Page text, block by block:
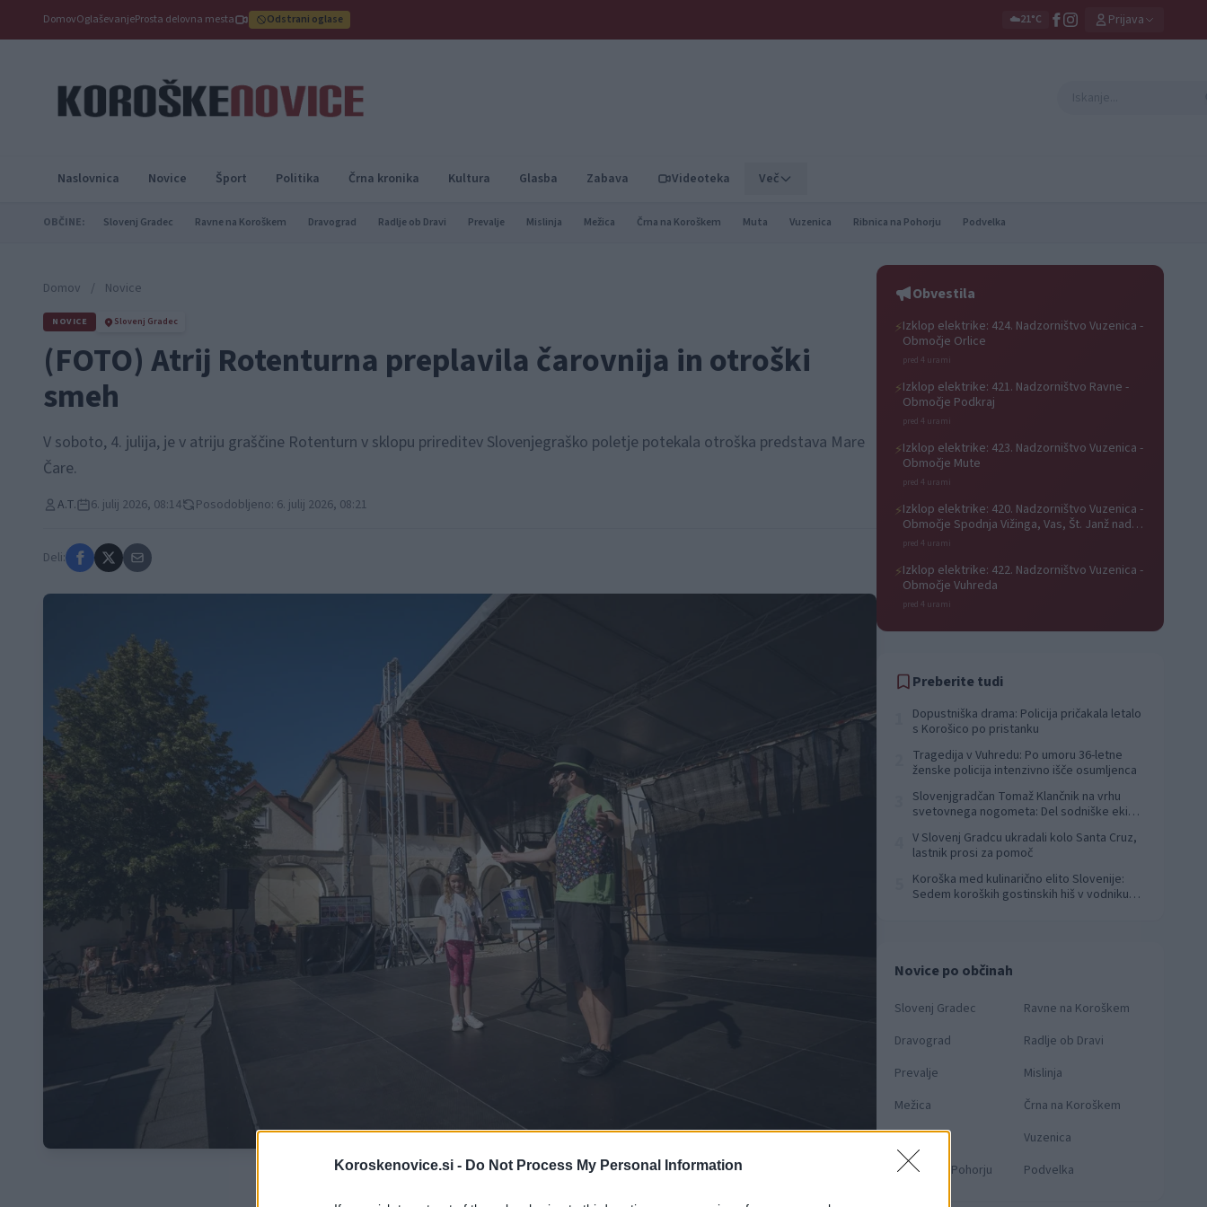
Koroskenovice.si - Do Not Process My Personal Information
DomovOglaševanjeProsta delovna mesta Odstrani oglase ☁️21°C Prijava
Naslovnica Novice Šport Politika Črna kronika Kultura Glasba Zabava Videoteka Več
OBČINE: Slovenj Gradec Ravne na Koroškem Dravograd Radlje ob Dravi Prevalje Mislinja Mežica Črna na Koroškem Muta Vuzenica Ribnica na Pohorju Podvelka
Domov / Novice
NOVICE Slovenj Gradec
(FOTO) Atrij Rotenturna preplavila čarovnija in otroški
smeh
V soboto, 4. julija, je v atriju graščine Rotenturn v sklopu prireditev Slovenjegraško poletje potekala otroška predstava Mare
Čare.
A.T. 6. julij 2026, 08:14 Posodobljeno: 6. julij 2026, 08:21
Deli:
Obvestila
⚡Izklop elektrike: 424. Nadzorništvo Vuzenica -
Območje Orlice
pred 4 urami
⚡Izklop elektrike: 421. Nadzorništvo Ravne -
Območje Podkraj
pred 4 urami
⚡Izklop elektrike: 423. Nadzorništvo Vuzenica -
Območje Mute
pred 4 urami
⚡Izklop elektrike: 420. Nadzorništvo Vuzenica -
Območje Spodnja Vižinga, Vas, Št. Janž nad
Radljami, Suhi Vrh, Dobrava
pred 4 urami
⚡Izklop elektrike: 422. Nadzorništvo Vuzenica -
Območje Vuhreda
pred 4 urami
Preberite tudi
Dopustniška drama: Policija pričakala letalo
s Korošico po pristanku
Tragedija v Vuhredu: Po umoru 36-letne
ženske policija intenzivno išče osumljenca
Slovenjgradčan Tomaž Klančnik na vrhu
svetovnega nogometa: Del sodniške ekipe
V Slovenj Gradcu ukradali kolo Santa Cruz,
lastnik prosi za pomoč
Koroška med kulinarično elito Slovenije:
Sedem koroških gostinskih hiš v vodniku
Novice po občinah
Slovenj Gradec
Ravne na Koroškem
Dravograd
Radlje ob Dravi
Prevalje
Mislinja
Mežica
Črna na Koroškem
Muta
Vuzenica
Ribnica na Pohorju
Podvelka